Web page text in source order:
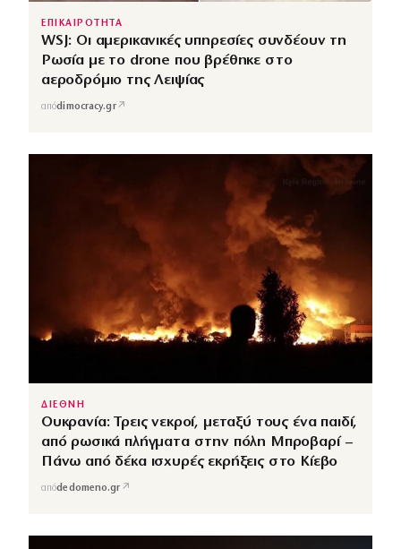
ΕΠΙΚΑΙΡΟΤΗΤΑ
WSJ: Οι αμερικανικές υπηρεσίες συνδέουν τη
Ρωσία με το drone που βρέθηκε στο
αεροδρόμιο της Λειψίας
απόdimocracy.gr↗
ΔΙΕΘΝΗ
Ουκρανία: Τρεις νεκροί, μεταξύ τους ένα παιδί,
από ρωσικά πλήγματα στην πόλη Μπροβαρί –
Πάνω από δέκα ισχυρές εκρήξεις στο Κίεβο
απόdedomeno.gr ↗